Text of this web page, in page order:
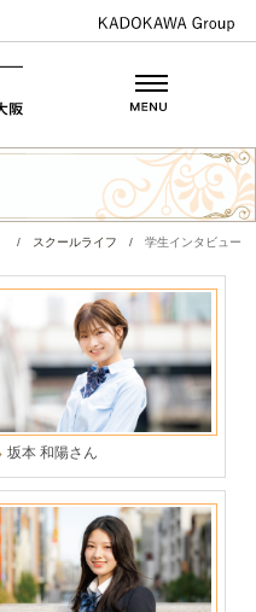
/ スクールライフ / 学生インタビュー
坂本 和陽さん